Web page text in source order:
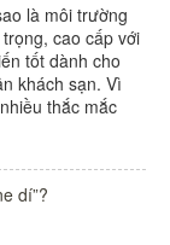
là môi trường
cao cấp với
tốt dành cho
khách sạn. Vì
thắc mắc
dí”?